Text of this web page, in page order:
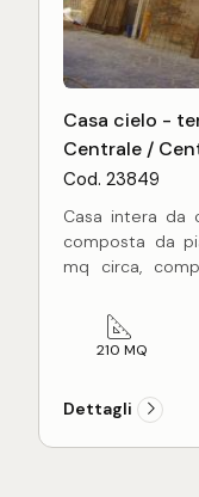
Casa cielo -
Centrale /
Cod. 23849
Casa intera da
composta da
mq circa,
cucina, bagno,
a botte e
doppia). Nel
210 MQ
Dettagli